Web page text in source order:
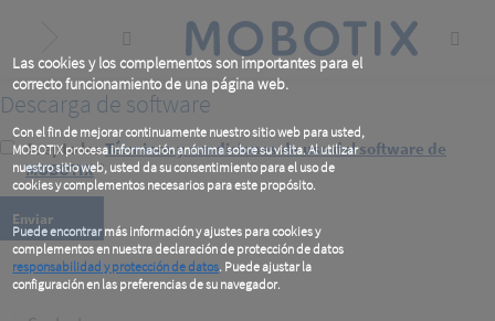
Las cookies y los complementos son importantes para el
correcto funcionamiento de una página web.
Con el fin de mejorar continuamente nuestro sitio web para usted,
MOBOTIX procesa información anónima sobre su visita. Al utilizar
nuestro sitio web, usted da su consentimiento para el uso de
cookies y complementos necesarios para este propósito.
Puede encontrar más información y ajustes para cookies y
complementos en nuestra declaración de protección de datos
responsabilidad y protección de datos. Puede ajustar la
configuración en las preferencias de su navegador.
content
Descarga de software
Acepto losTérminos y condiciones de uso del software de
MOBOTIX*